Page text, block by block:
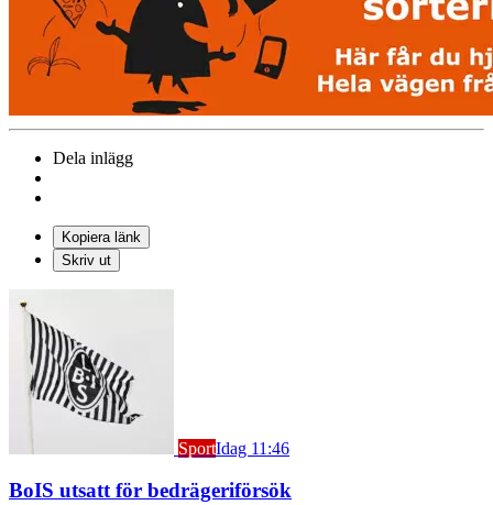
Dela inlägg
Kopiera länk
Skriv ut
SportIdag 11:46
BoIS utsatt för bedrägeriförsök